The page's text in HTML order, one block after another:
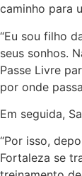
caminho para
“Eu sou filho
seus sonhos.
Passe Livre
por onde
Em seguida,
“Por isso,
Fortaleza se